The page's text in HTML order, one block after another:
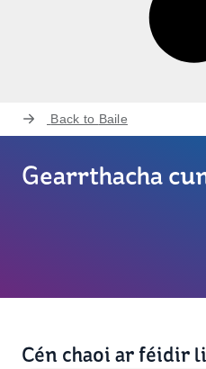
Back to Baile
Gearrthacha
Cén chaoi ar féidir